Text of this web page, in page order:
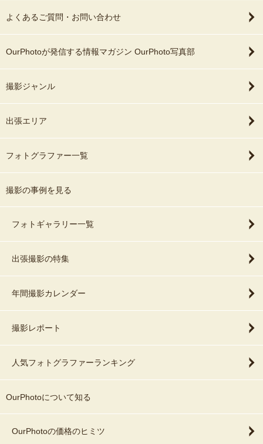
よくあるご質問・お問い合わせ
OurPhotoが発信する情報マガジン OurPhoto写真部
撮影ジャンル
出張エリア
フォトグラファー一覧
撮影の事例を見る
フォトギャラリー一覧
出張撮影の特集
年間撮影カレンダー
撮影レポート
人気フォトグラファーランキング
OurPhotoについて知る
OurPhotoの価格のヒミツ